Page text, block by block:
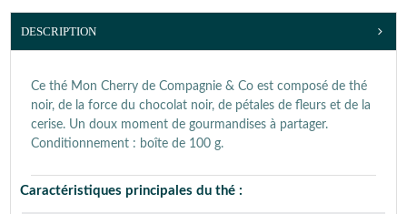
DESCRIPTION
Ce thé Mon Cherry de Compagnie & Co est composé de thé
noir, de la force du chocolat noir, de pétales de fleurs et de la
cerise. Un doux moment de gourmandises à partager.
Conditionnement : boîte de 100 g.
Caractéristiques principales du thé :